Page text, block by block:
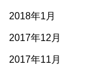
2018年1月
2017年12月
2017年11月